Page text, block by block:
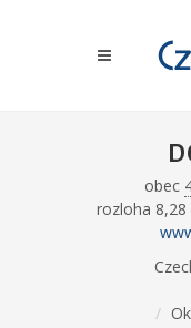
obec
rozloha 8,28